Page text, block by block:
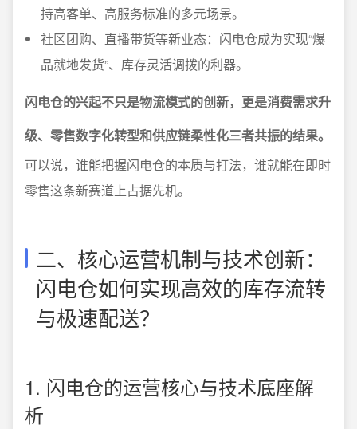
持高客单、高服务标准的多元场景。
社区团购、直播带货等新业态：闪电仓成为实现“爆
品就地发货”、库存灵活调拨的利器。
闪电仓的兴起不只是物流模式的创新，更是消费需求升
级、零售数字化转型和供应链柔性化三者共振的结果。
可以说，谁能把握闪电仓的本质与打法，谁就能在即时
零售这条新赛道上占据先机。
二、核心运营机制与技术创新：
闪电仓如何实现高效的库存流转
与极速配送？
1. 闪电仓的运营核心与技术底座解
析